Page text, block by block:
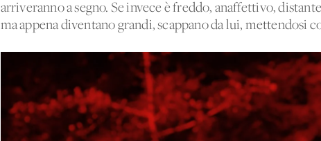
arriveranno a segno. Se invece è freddo, anaffettivo,
ma appena diventano grandi, scappano da lui,